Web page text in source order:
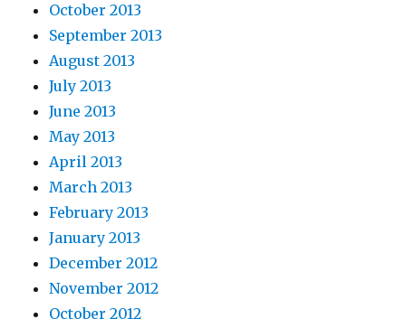
October 2013
September 2013
August 2013
July 2013
June 2013
May 2013
April 2013
March 2013
February 2013
January 2013
December 2012
November 2012
October 2012